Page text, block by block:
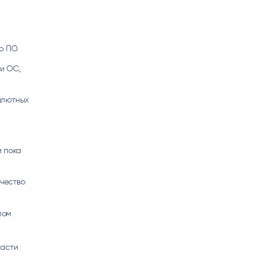
ПО.
ОС,
пока